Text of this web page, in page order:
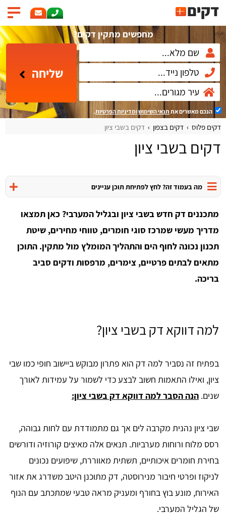
מחפשים מתקין דקים?
שליחה
הנכם מאשרים את תנאי השימושומדיניות הפרטיות.
דקים פלוס דקים בצפון דקים בשבי ציון
דקים בשבי ציון
מה בעמוד זה? לחץ לפתיחת תוכן עניינים
מתכננים דק חדש בשבי ציון ובגליל המערבי? כאן תמצאו
מדריך מעשי שמרכז סוגי חומרים, טווחי מחירים, שיטת
תכנון נכונה לחוף הים והתהליך המומלץ מול מתקין. התוכן
מתאים לבתים פרטיים, צימרים, מרפסות ודקים סביב
בריכה.
למה דווקא דק בשבי ציון?
בפתיח זה נסביר למה דק הוא פתרון מבוקש ביישוב חופי כמו שבי
ציון, ואילו התאמות חשוב לבצע כדי לשמור על עמידות לאורך
שנים. הנה הסבר למה דווקא דק בשבי ציון:
שבי ציון נהנית מקרבה לים אך גם מתמודדת עם לחות גבוהה,
רסס מלוח ורוחות מערביות. תנאים אלה מאיצים קורוזיה ודורשים
בחירת חומרים איכותיים, תשתית מאווררת, שיפועים נכונים
לניקוז ופרטי חיבור מנירוסטה, דק מתוכנן היטב משדרג את אזור
האירוח, מונע בוץ בחורף ומעניק מראה טבעי שמתכתב עם הנוף
של הגליל המערבי.